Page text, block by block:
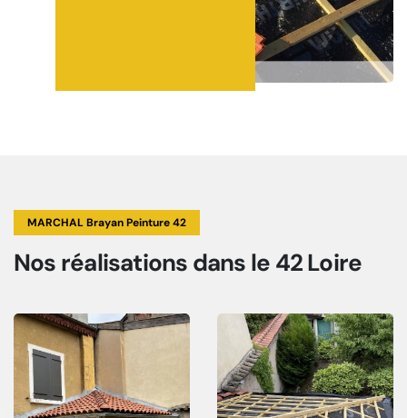
MARCHAL Brayan Peinture 42
Nos réalisations dans le 42 Loire